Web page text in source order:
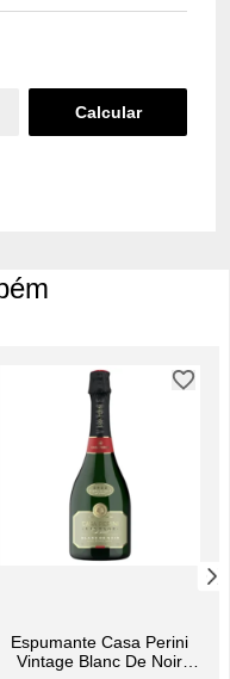
Espumante Casa Perini
Vintage Blanc De Noir